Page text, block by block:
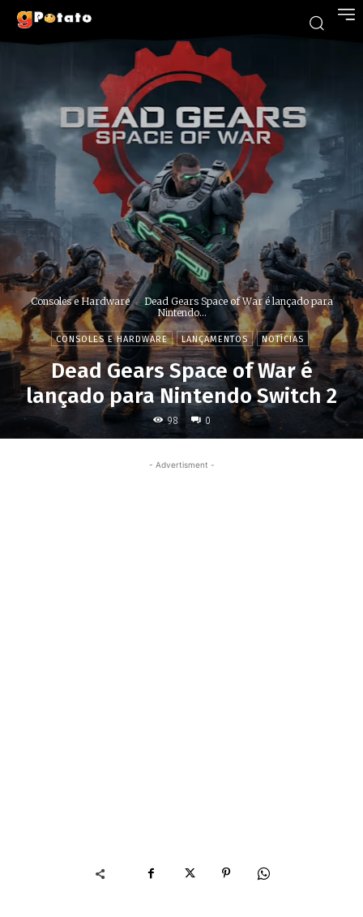
Consoles e Hardware
Dead Gears Space of War é lançado para
Nintendo...
CONSOLES E HARDWARE LANÇAMENTOS NOTÍCIAS
Dead Gears Space of War é
lançado para Nintendo Switch 2
98 0
- Advertisment -